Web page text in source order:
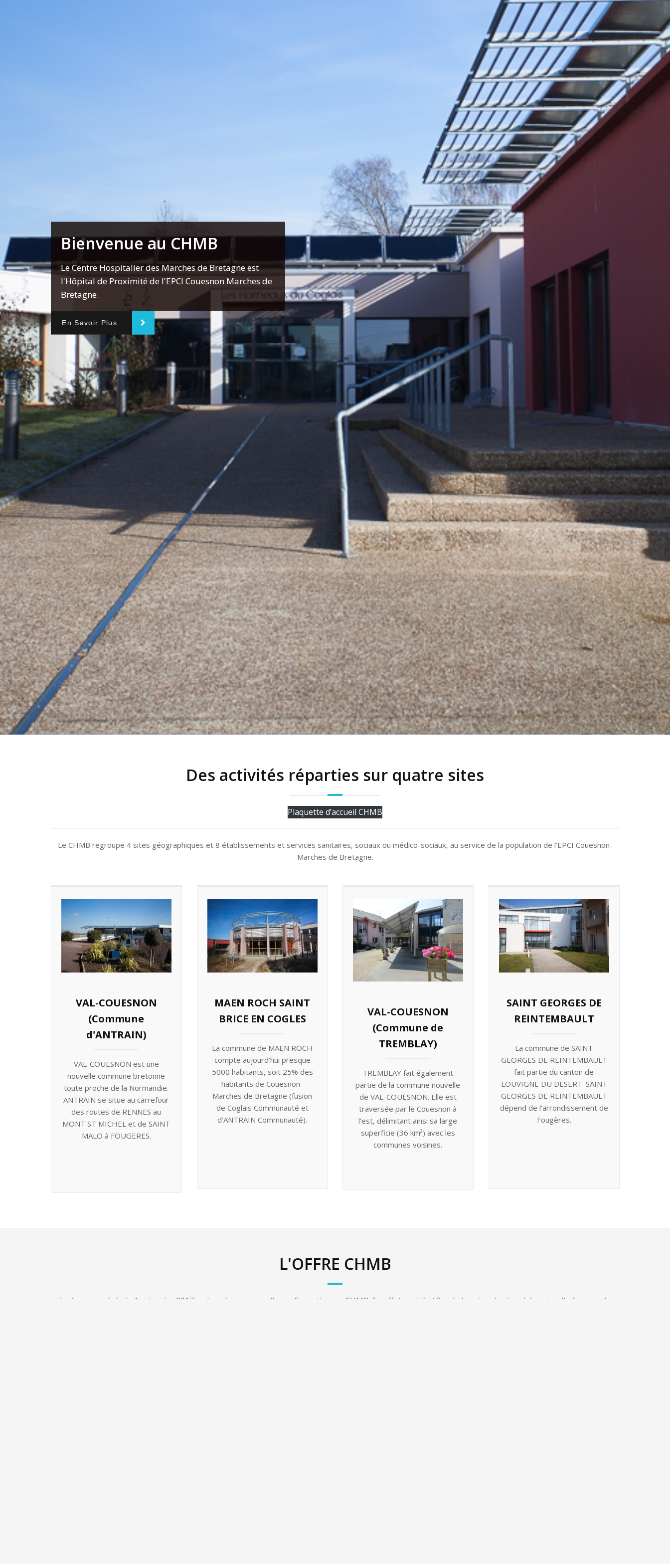
Bienvenue au CHMB
Le Centre Hospitalier des Marches de Bretagne est
l'Hôpital de Proximité de l'EPCI Couesnon Marches de
Bretagne.
En Savoir Plus
Des activités réparties sur quatre sites
Plaquette d’accueil CHMB
Le CHMB regroupe 4 sites géographiques et 8 établissements et services sanitaires, sociaux ou médico-sociaux, au service de la population de l’EPCI Couesnon-
Marches de Bretagne.
VAL-COUESNON
(Commune
d'ANTRAIN)
VAL-COUESNON est une
nouvelle commune bretonne
toute proche de la Normandie.
ANTRAIN se situe au carrefour
des routes de RENNES au
MONT ST MICHEL et de SAINT
MALO à FOUGERES.
MAEN ROCH SAINT
BRICE EN COGLES
La commune de MAEN ROCH
compte aujourd’hui presque
5000 habitants, soit 25% des
habitants de Couesnon-
Marches de Bretagne (fusion
de Coglais Communauté et
d’ANTRAIN Communauté).
VAL-COUESNON
(Commune de
TREMBLAY)
TREMBLAY fait également
partie de la commune nouvelle
de VAL-COUESNON. Elle est
traversée par le Couesnon à
l'est, délimitant ainsi sa large
superficie (36 km²) avec les
communes voisines.
SAINT GEORGES DE
REINTEMBAULT
La commune de SAINT
GEORGES DE REINTEMBAULT
fait partie du canton de
LOUVIGNE DU DESERT. SAINT
GEORGES DE REINTEMBAULT
dépend de l'arrondissement de
Fougères.
L'OFFRE CHMB
La fusion opérée le 1er janvier 2017, a donné une nouvelle configuration au CHMB. En effet, au bénéfice de bassins de vie cohérents, elle favorise le